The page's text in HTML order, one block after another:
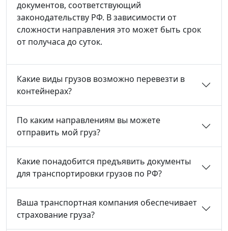
документов, соответствующий
законодательству РФ. В зависимости от
сложности направления это может быть срок
от получаса до суток.
Какие виды грузов возможно перевезти в
контейнерах?
По каким направлениям вы можете
отправить мой груз?
Какие понадобится предъявить документы
для транспортировки грузов по РФ?
Ваша транспортная компания обеспечивает
страхование груза?